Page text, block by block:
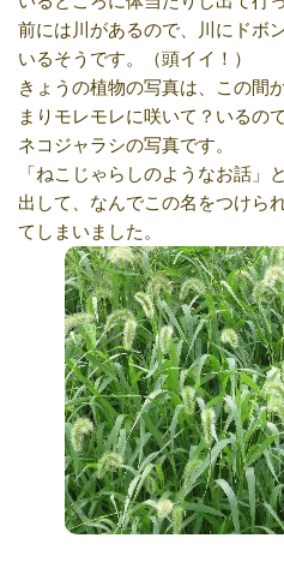
前には川があるので、川にドボ
いるそうです。（頭イイ！）
きょうの植物の写真は、この間
まりモレモレに咲いて？いるので
ネコジャラシの写真です。
「ねこじゃらしのようなお話」
出して、なんでこの名をつけら
てしまいました。